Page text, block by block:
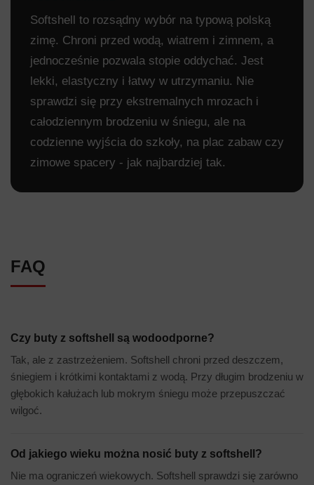
Softshell to rozsądny wybór na typową polską
zimę. Chroni przed wodą, wiatrem i zimnem, a
jednocześnie pozwala stopie oddychać. Jest
lekki, elastyczny i łatwy w utrzymaniu. Nie
sprawdzi się przy ekstremalnych mrozach i
całodziennym brodzeniu w śniegu, ale na
codzienne wyjścia do szkoły, na plac zabaw czy
zimowe spacery - jak najbardziej tak.
FAQ
Czy buty z softshell są wodoodporne?
Tak, ale z zastrzeżeniem. Softshell chroni przed deszczem,
śniegiem i krótkimi kontaktami z wodą. Przy długim brodzeniu w
głębokich kałużach lub mokrym śniegu może przepuszczać
wilgoć.
Od jakiego wieku można nosić buty z softshell?
Nie ma ograniczeń wiekowych. Softshell sprawdzi się zarówno